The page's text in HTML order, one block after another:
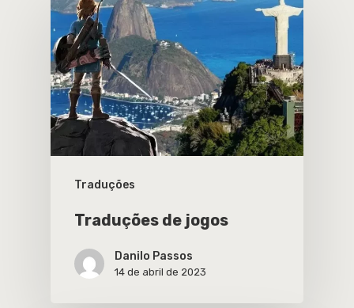
Traduções
Traduções de jogos
Danilo Passos
14 de abril de 2023